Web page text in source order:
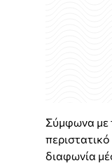
Σύμφωνα με
διαφωνία